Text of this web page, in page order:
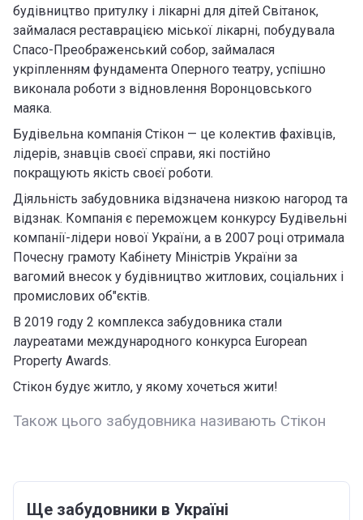
будівництво притулку і лікарні для дітей Світанок,
займалася реставрацією міської лікарні, побудувала
Спасо-Преображенський собор, займалася
укріпленням фундамента Оперного театру, успішно
виконала роботи з відновлення Воронцовського
маяка.
Будівельна компанія Стікон — це колектив фахівців,
лідерів, знавців своєї справи, які постійно
покращують якість своєї роботи.
Діяльність забудовника відзначена низкою нагород та
відзнак. Компанія є переможцем конкурсу Будівельні
компанії-лідери нової України, а в 2007 році отримала
Почесну грамоту Кабінету Міністрів України за
вагомий внесок у будівництво житлових, соціальних і
промислових об"єктів.
В 2019 году 2 комплекса забудовника стали
лауреатами международного конкурса European
Property Awards.
Стікон будує житло, у якому хочеться жити!
Також цього забудовника називають Стікон
Ще забудовники в Україні